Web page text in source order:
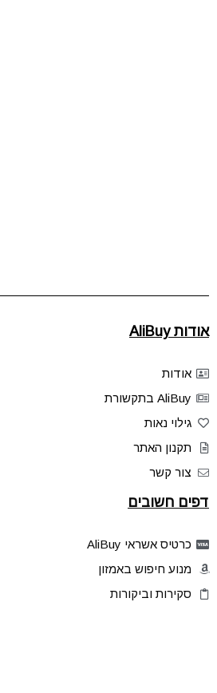
אודות AliBuy
אודות
AliBuy בתקשורת
גילוי נאות
תקנון האתר
צור קשר
דפים חשובים
כרטיס אשראי AliBuy
מנוע חיפוש באמזון
סקירות וביקורות